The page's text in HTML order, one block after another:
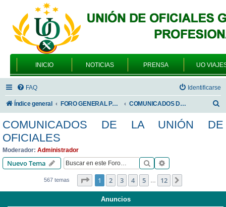
INICIO NOTICIAS PRENSA UO
FAQ Identificarse
Índice general FORO GENERAL PARA TODOS LOS USUARIOS COMUNICADOS DE LA UNIÓN DE OFICIALES
s
COMUNICADOS DE LA UNIÓN DE
OFICIALES
Moderador: Administrador
Nuevo Tema Buscar
567 temas Página de 12
1 2 3 4 5 … 12
Anuncios